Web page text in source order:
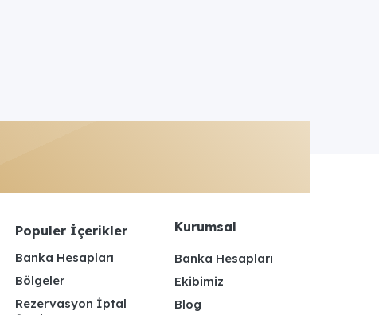
Populer İçerikler
Banka Hesapları
Bölgeler
Rezervasyon İptal
Kurumsal
Banka Hesapları
Ekibimiz
Blog